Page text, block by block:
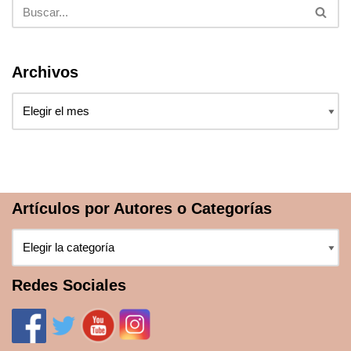
Archivos
Artículos por Autores o Categorías
Redes Sociales